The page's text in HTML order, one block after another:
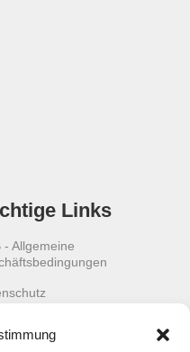
Links
- Allgemeine